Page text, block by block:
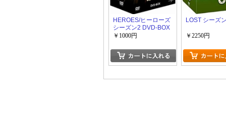
HEROES/ヒーローズ
シーズン2 DVD-BOX
￥1000円
LOST シーズ
￥2250円